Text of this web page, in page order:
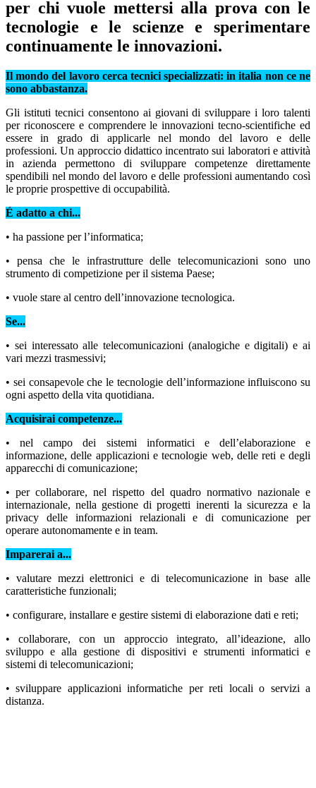
per chi vuole mettersi alla prova con le
tecnologie e le scienze e sperimentare
continuamente le innovazioni.
Il mondo del lavoro cerca tecnici specializzati: in italia non ce ne
sono abbastanza.
Gli istituti tecnici consentono ai giovani di sviluppare i loro talenti
per riconoscere e comprendere le innovazioni tecno-scientifiche ed
essere in grado di applicarle nel mondo del lavoro e delle
professioni. Un approccio didattico incentrato sui laboratori e attività
in azienda permettono di sviluppare competenze direttamente
spendibili nel mondo del lavoro e delle professioni aumentando così
le proprie prospettive di occupabilità.
É adatto a chi...
• ha passione per l’informatica;
• pensa che le infrastrutture delle telecomunicazioni sono uno
strumento di competizione per il sistema Paese;
• vuole stare al centro dell’innovazione tecnologica.
Se...
• sei interessato alle telecomunicazioni (analogiche e digitali) e ai
vari mezzi trasmessivi;
• sei consapevole che le tecnologie dell’informazione influiscono su
ogni aspetto della vita quotidiana.
Acquisirai competenze...
• nel campo dei sistemi informatici e dell’elaborazione e
informazione, delle applicazioni e tecnologie web, delle reti e degli
apparecchi di comunicazione;
• per collaborare, nel rispetto del quadro normativo nazionale e
internazionale, nella gestione di progetti inerenti la sicurezza e la
privacy delle informazioni relazionali e di comunicazione per
operare autonomamente e in team.
Imparerai a...
• valutare mezzi elettronici e di telecomunicazione in base alle
caratteristiche funzionali;
• configurare, installare e gestire sistemi di elaborazione dati e reti;
• collaborare, con un approccio integrato, all’ideazione, allo
sviluppo e alla gestione di dispositivi e strumenti informatici e
sistemi di telecomunicazioni;
• sviluppare applicazioni informatiche per reti locali o servizi a
distanza.